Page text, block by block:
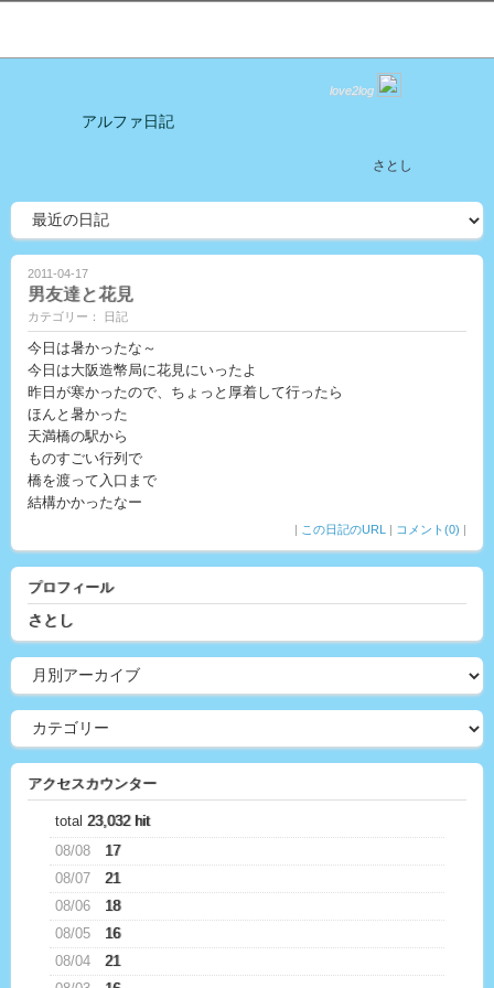
love2log
アルファ日記
さとし
2011-04-17
男友達と花見
カテゴリー： 日記
今日は暑かったな～
今日は大阪造幣局に花見にいったよ
昨日が寒かったので、ちょっと厚着して行ったら
ほんと暑かった
天満橋の駅から
ものすごい行列で
橋を渡って入口まで
結構かかったなー
| この日記のURL | コメント(0) |
プロフィール
さとし
アクセスカウンター
total 23,032 hit
08/08
17
08/07
21
08/06
18
08/05
16
08/04
21